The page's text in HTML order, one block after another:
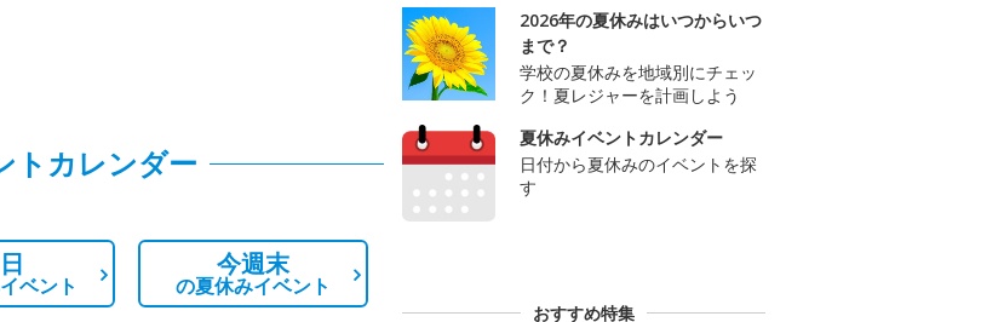
トカレンダー
ベント
今週末
の夏休みイベント
2026年の夏休みはいつからいつ
まで？
学校の夏休みを地域別にチェッ
ク！夏レジャーを計画しよう
夏休みイベントカレンダー
日付から夏休みのイベントを探
す
おすすめ特集